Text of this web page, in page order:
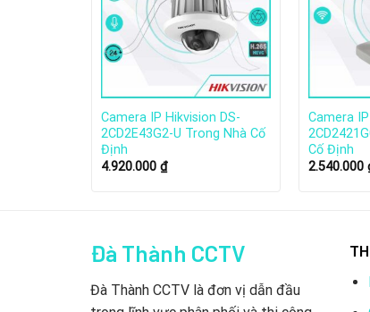
Camera IP Hikvision DS-
2CD2E43G2-U Trong Nhà Cố
Định
4.920.000 ₫
Camera
Cố Định
2.540.000
Đà Thành CCTV
Đà Thành CCTV là đơn vị dẫn đầu